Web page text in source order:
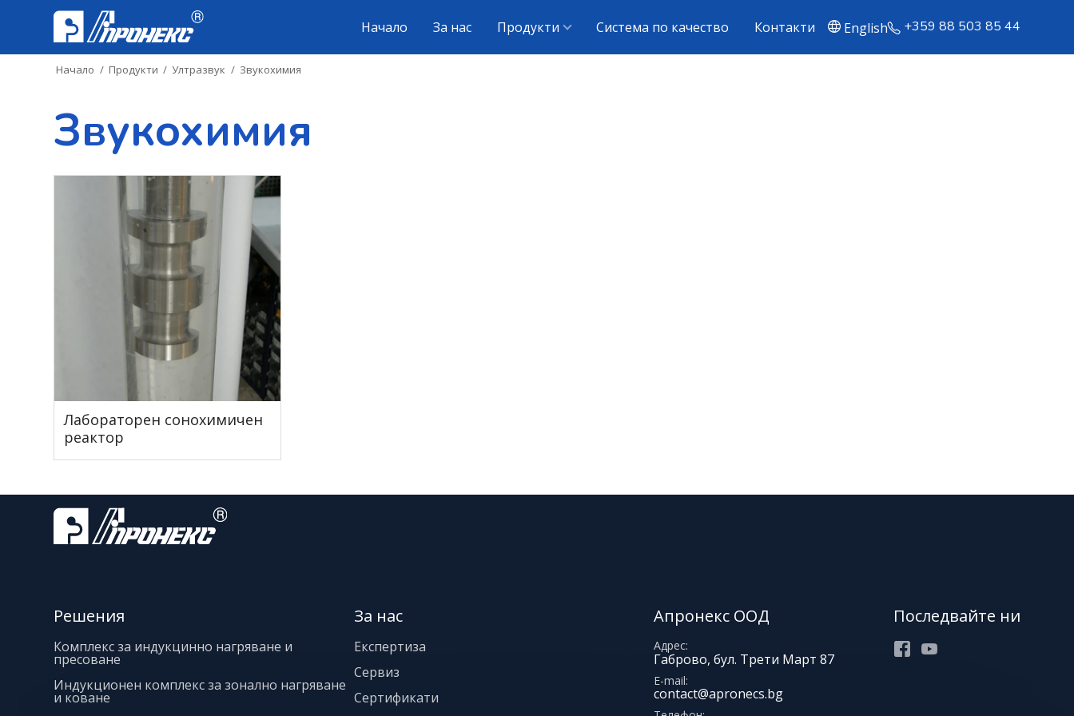
Начало За нас Продукти Система по качество Контакти English +359 88 503 85 44
Начало / Продукти / Ултразвук / Звукохимия
Звукохимия
Лабораторен сонохимичен
реактор
Решения
Комплекс за индукцинно нагряване и
пресоване
Индукционен комплекс за зонално нагряване
и коване
За нас
Експертиза
Сервиз
Сертификати
Апронекс ООД
Адрес
Габрово, бул. Трети Март 87
E-mail
contact@apronecs.bg
Последвайте ни
Facebook